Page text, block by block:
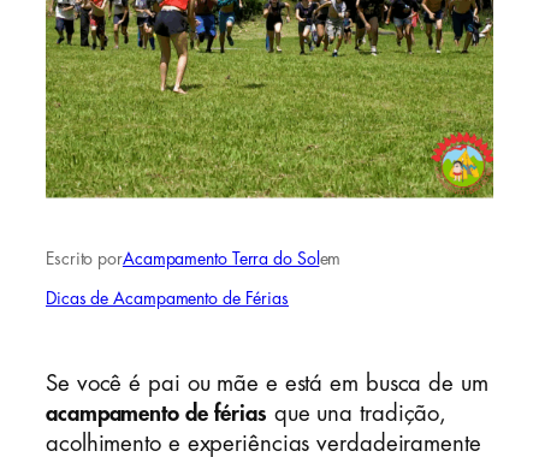
Escrito porAcampamento Terra do Sol em
Dicas de Acampamento de Férias
Se você é pai ou mãe e está em busca de um
acampamento de férias que una tradição,
acolhimento e experiências verdadeiramente